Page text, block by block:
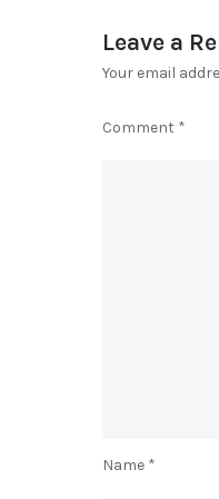
Leave a
Your email
Comment *
Name *